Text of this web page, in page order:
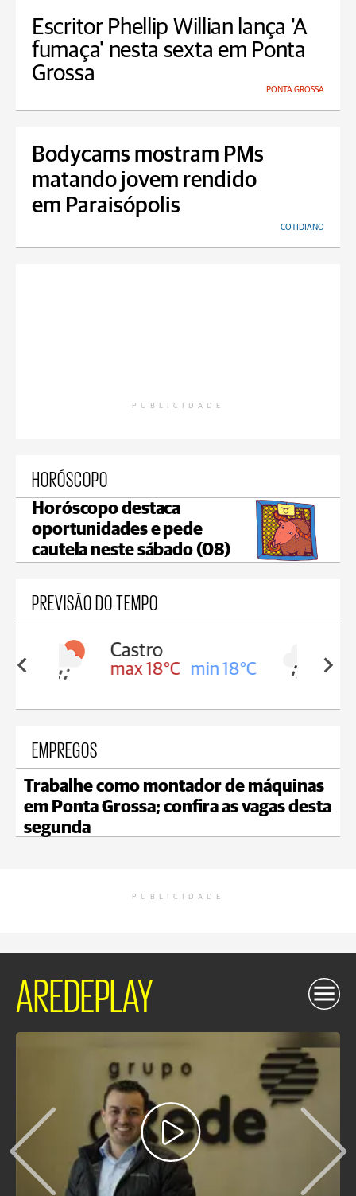
Escritor Phellip Willian lança 'A
fumaça' nesta sexta em Ponta
Grossa
PONTA GROSSA
Bodycams mostram PMs
matando jovem rendido
em Paraisópolis
COTIDIANO
PUBLICIDADE
HORÓSCOPO
Horóscopo destaca
oportunidades e pede
cautela neste sábado (08)
PREVISÃO DO TEMPO
18°C
Carambeí
max 18°C min 17°C
EMPREGOS
Trabalhe como montador de máquinas
em Ponta Grossa; confira as vagas desta
segunda
PUBLICIDADE
AREDEPLAY